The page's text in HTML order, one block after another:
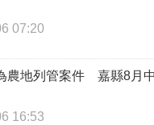
07:20
農地列管案件 嘉縣8月
16:53